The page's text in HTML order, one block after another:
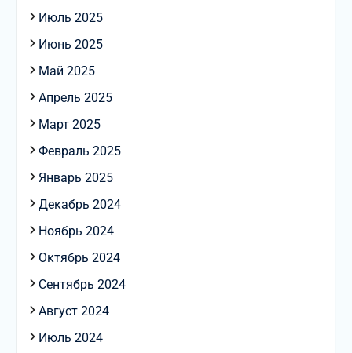
Июль 2025
Июнь 2025
Май 2025
Апрель 2025
Март 2025
Февраль 2025
Январь 2025
Декабрь 2024
Ноябрь 2024
Октябрь 2024
Сентябрь 2024
Август 2024
Июль 2024